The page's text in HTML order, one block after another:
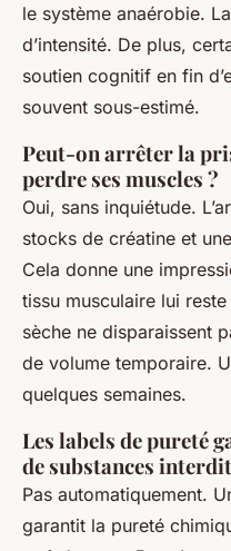
le système anaérobie.
d’intensité. De plus,
soutien cognitif en fin
souvent sous-estimé.
Peut-on arrêter la
perdre ses muscles ?
Oui, sans inquiétude.
stocks de créatine et
Cela donne une
tissu musculaire lui
sèche ne disparaissent
de volume temporaire.
quelques semaines.
Les labels de pureté
de substances
Pas automatiquement.
garantit la pureté